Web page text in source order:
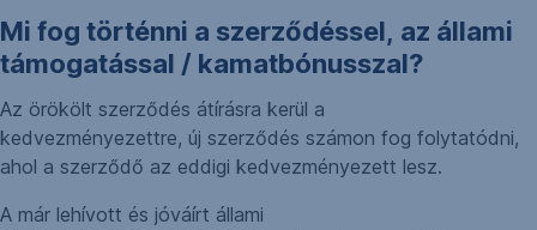
Mi fog történni a szerződéssel, az állami
támogatással / kamatbónusszal?
Az örökölt szerződés átírásra kerül a
kedvezményezettre, új szerződés számon fog folytatódni,
ahol a szerződő az eddigi kedvezményezett lesz.
A már lehívott és jóváírt állami